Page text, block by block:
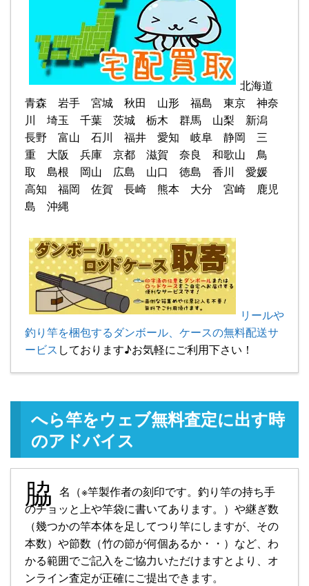
北海道
青森 岩手 宮城 秋田 山形 福島 東京 神奈
川 埼玉 千葉 茨城 栃木 群馬 山梨 新潟
長野 富山 石川 福井 愛知 岐阜 静岡 三
重 大阪 兵庫 京都 滋賀 奈良 和歌山 鳥
取 島根 岡山 広島 山口 徳島 香川 愛媛
高知 福岡 佐賀 長崎 熊本 大分 宮崎 鹿児
島 沖縄
リールや
釣り竿を梱包するダンボール、ケースの無料配送サ
ービス しております♪お気軽にご利用下さい！
へら竿をウェブ無料査定に出す時
のアドバイス
脇 名（※竿製作者の刻印です。釣り竿の持ち手
のチョッと上や竿袋に書いてあります。）や継ぎ数
（幾つかの竿本体を足してつり竿にしますが、その
本数）や節数（竹の節が何個あるか・・）など、わ
かる範囲でご記入をご協力いただけますとより、オ
ンライン査定が正確にご提出できます。